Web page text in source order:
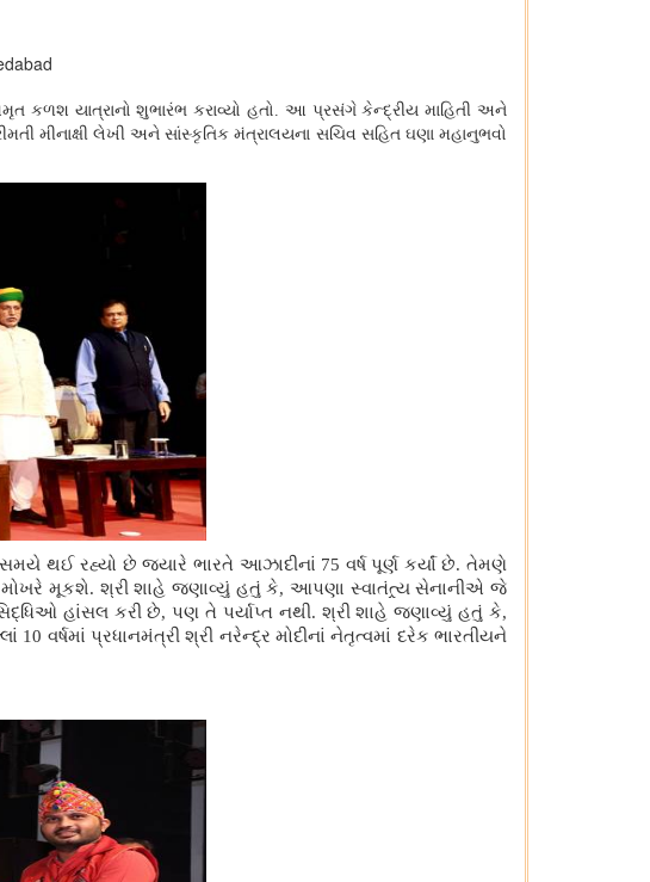
કળશ યાત્રાનો શુભારંભ કરાવ્યો હતો. આ પ્રસંગે કેન્દ્રીય માહિતી અને
મીનાક્ષી લેખી અને સાંસ્કૃતિક મંત્રાલયના સચિવ સહિત ઘણા મહાનુભવો
થઈ રહ્યો છે જ્યારે ભારતે આઝાદીનાં 75 વર્ષ પૂર્ણ કર્યાં છે. તેમણે
મૂકશે. શ્રી શાહે જણાવ્યું હતું કે, આપણા સ્વાતંત્ર્ય સેનાનીએ જે
હાંસલ કરી છે, પણ તે પર્યાપ્ત નથી. શ્રી શાહે જણાવ્યું હતું કે,
વર્ષમાં પ્રધાનમંત્રી શ્રી નરેન્દ્ર મોદીનાં નેતૃત્વમાં દરેક ભારતીયને